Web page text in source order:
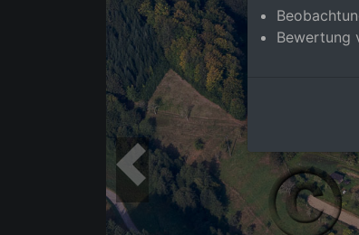
Bewertung